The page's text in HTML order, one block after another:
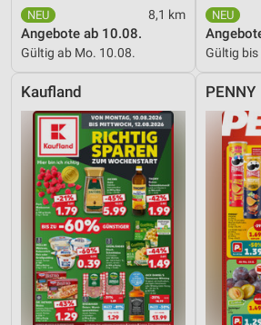
8,1 km
Angebote ab 10.08.
Gültig ab Mo. 10.08. Gültig bis
Kaufland PENNY
Analyse von Zielgruppen durch
Kombinationen von Daten aus
Quellen
Verwendung reduzierter Daten zur
Inhalten
IAB-Besonderheiten:
Verwendung genauer Standortdaten
Geräte anhand von aktiv angeforderten
Informationen identifizieren
Nicht-IAB-Verarbeitungszwecke:
Notwendig